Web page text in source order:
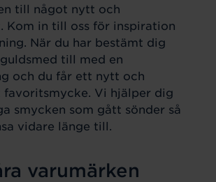
till något nytt och
Kom in till oss för inspiration
När du har bestämt dig
till med en
och du får ett nytt och
favoritsmycke. Vi hjälper dig
smycken som gått sönder så
vidare länge till.
varumärken